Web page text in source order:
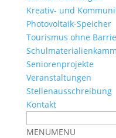
Kreativ- und
Photovoltaik-Speicher
Tourismus ohne
Seniorenprojekte
Veranstaltungen
Stellenausschreibung
Kontakt
MENUMENU